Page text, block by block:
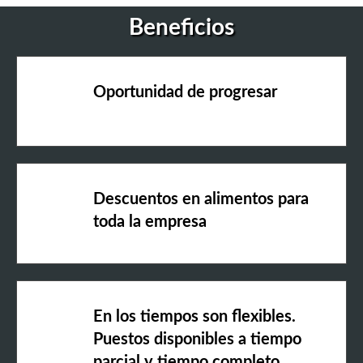
Beneficios
Oportunidad de progresar
Descuentos en alimentos para
toda la empresa
En los tiempos son flexibles.
Puestos disponibles a tiempo